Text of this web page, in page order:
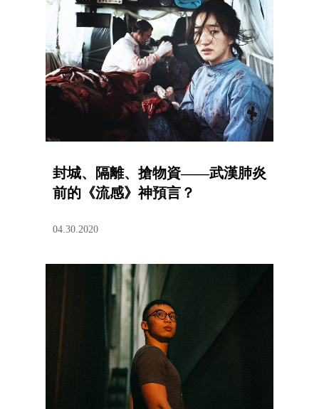
封城、隔離、搶物資——武漢肺炎
前的《流感》神預言？
04.30.2020